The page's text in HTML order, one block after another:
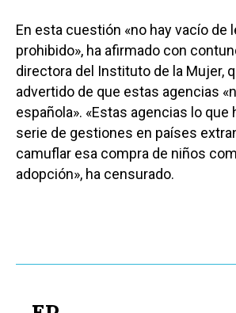
En esta cuestión «no hay vacío de
prohibido», ha afirmado con
directora del Instituto de la Mujer,
advertido de que estas agencias
española». «Estas agencias lo que
serie de gestiones en países
camuflar esa compra de niños
adopción», ha censurado.